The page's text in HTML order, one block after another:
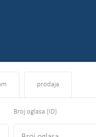
prodaja
Broj oglasa (ID)